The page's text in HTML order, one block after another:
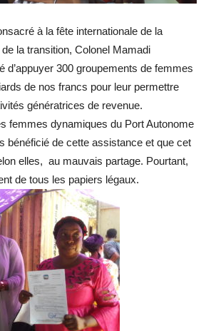
à la fête internationale de la
la transition, Colonel Mamadi
d’appuyer 300 groupements de femmes
de nos francs pour leur permettre
génératrices de revenue.
femmes dynamiques du Port Autonome
bénéficié de cette assistance et que cet
elles, au mauvais partage. Pourtant,
de tous les papiers légaux.